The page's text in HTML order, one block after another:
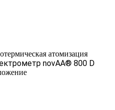
атомизация
novAA® 800 D